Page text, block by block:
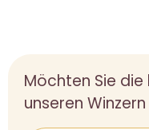
Möchten Sie
unseren